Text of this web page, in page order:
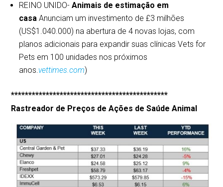
REINO UNIDO-Animais de estimação em
casa Anunciam um investimento de £3 milhões
(US$1.040.000) na abertura de 4 novas lojas, com
planos adicionais para expandir suas clínicas Vets for
Pets em 100 unidades nos próximos
anos.vettimes.com)
*********************************************
Rastreador de Preços de Ações de Saúde Animal